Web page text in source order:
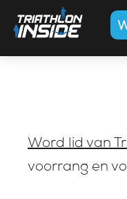
Word lid van
voorrang en